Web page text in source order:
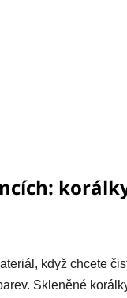
když chcete
Skleněné